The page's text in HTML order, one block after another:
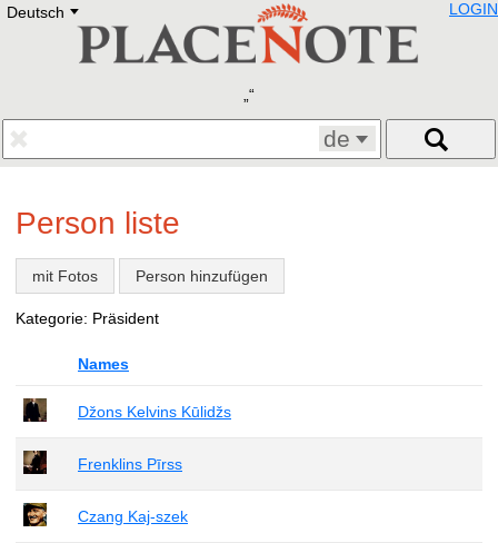
Deutsch E
Deutsch
Francais
Polski
Eestikeelne
LOGIN
de
Person liste
mit Fotos Person hinzufügen
Kategorie: Präsident
Names
Džons Kelvins Kūlidžs
Frenklins Pīrss
Czang Kaj-szek